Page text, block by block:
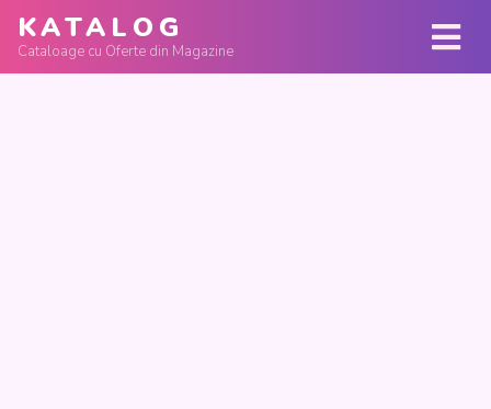
KATALOG
Cataloage cu Oferte din Magazine